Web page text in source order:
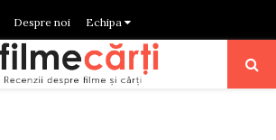
Despre noi Echipa